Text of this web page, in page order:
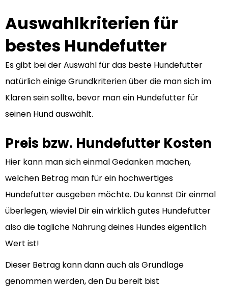
Auswahlkriterien für
bestes Hundefutter
Es gibt bei der Auswahl für das beste Hundefutter
natürlich einige Grundkriterien über die man sich im
Klaren sein sollte, bevor man ein Hundefutter für
seinen Hund auswählt.
Preis bzw. Hundefutter Kosten
Hier kann man sich einmal Gedanken machen,
welchen Betrag man für ein hochwertiges
Hundefutter ausgeben möchte. Du kannst Dir einmal
überlegen, wieviel Dir ein wirklich gutes Hundefutter
also die tägliche Nahrung deines Hundes eigentlich
Wert ist!
Dieser Betrag kann dann auch als Grundlage
genommen werden, den Du bereit bist